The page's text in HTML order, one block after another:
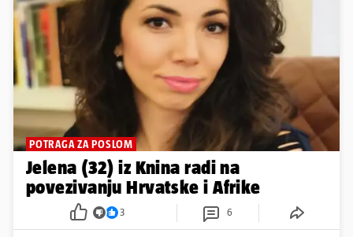
POTRAGA ZA POSLOM
Jelena (32) iz Knina radi na
povezivanju Hrvatske i Afrike
3 6